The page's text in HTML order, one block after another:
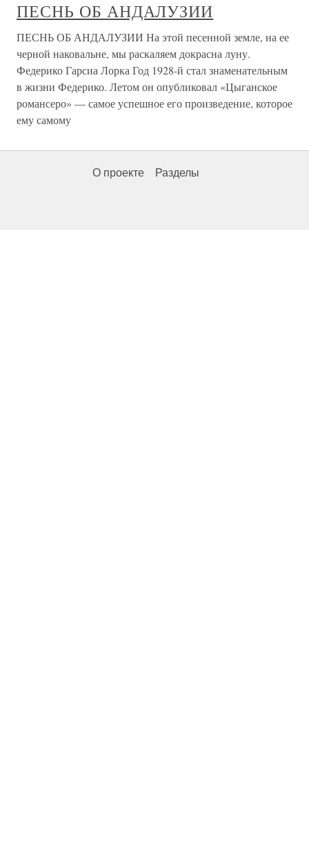
ПЕСНЬ ОБ АНДАЛУЗИИ
ПЕСНЬ ОБ АНДАЛУЗИИ На этой песенной земле, на ее
черной наковальне, мы раскаляем докрасна луну.
Федерико Гарсиа Лорка Год 1928-й стал знаменательным
в жизни Федерико. Летом он опубликовал «Цыганское
романсеро» — самое успешное его произведение, которое
ему самому
О проекте Разделы